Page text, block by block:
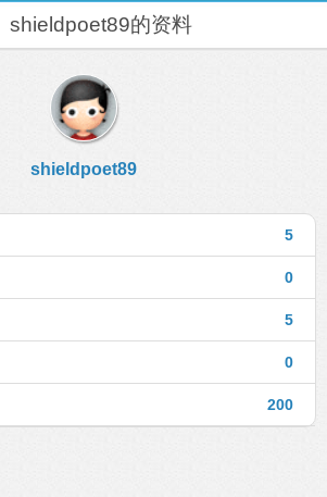
shieldpoet89的资料
shieldpoet89
5
0
5
0
200